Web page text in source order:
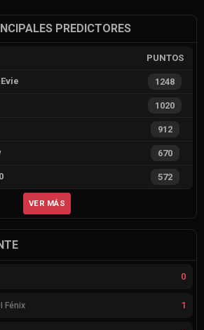
PREDICTORES
PUNTOS
1248
1020
912
670
572
VER MÁS
0
Fénix 1